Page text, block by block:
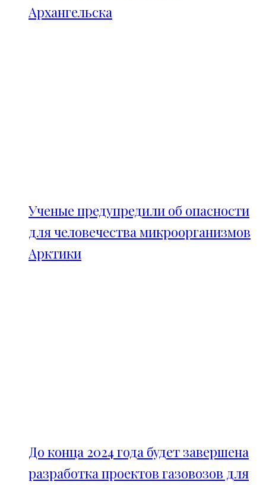
Архангельска
Ученые предупредили об опасности
для человечества микроорганизмов
Арктики
До конца 2024 года будет завершена
разработка проектов газовозов для